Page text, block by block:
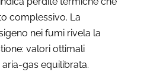
complessivo. La
nei fumi rivela la
valori ottimali
gas equilibrata.